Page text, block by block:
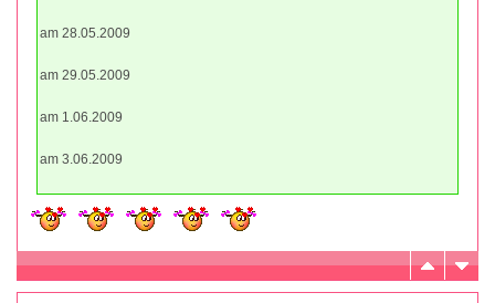
am 28.05.2009
am 29.05.2009
am 1.06.2009
am 3.06.2009